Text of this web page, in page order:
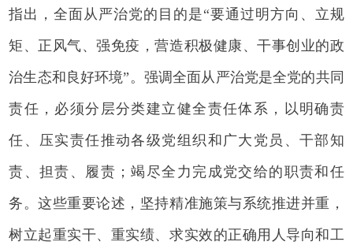
指出，全面从严治党的目的是“要通过明方向、立规
矩、正风气、强免疫，营造积极健康、干事创业的政
治生态和良好环境”。强调全面从严治党是全党的共同
责任，必须分层分类建立健全责任体系，以明确责
任、压实责任推动各级党组织和广大党员、干部知
责、担责、履责；竭尽全力完成党交给的职责和任
务。这些重要论述，坚持精准施策与系统推进并重，
树立起重实干、重实绩、求实效的正确用人导向和工